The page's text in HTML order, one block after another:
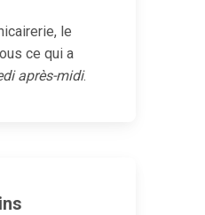
le
ce qui a
après-midi.